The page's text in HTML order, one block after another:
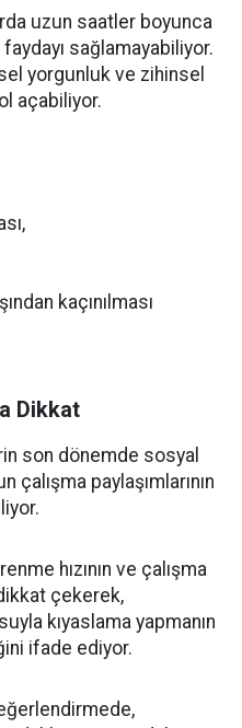
uzun saatler boyunca
sağlamayabiliyor.
yorgunluk ve zihinsel
açabiliyor.
kaçınılması
Dikkat
son dönemde sosyal
çalışma paylaşımlarının
hızının ve çalışma
çekerek,
kıyaslama yapmanın
ifade ediyor.